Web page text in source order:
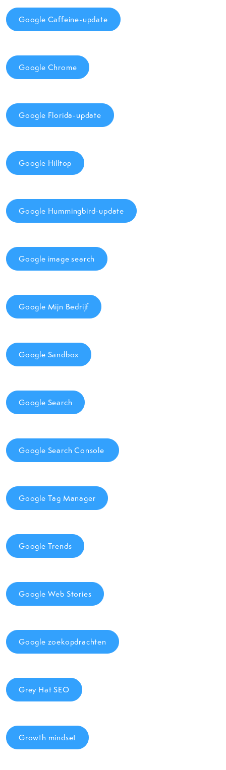
Google Caffeine-update
Google Chrome
Google Florida-update
Google Hilltop
Google Hummingbird-update
Google image search
Google Mijn Bedrijf
Google Sandbox
Google Search
Google Search Console
Google Tag Manager
Google Trends
Google Web Stories
Google zoekopdrachten
Grey Hat SEO
Growth mindset